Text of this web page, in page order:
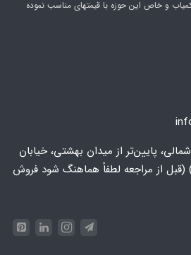
و خاص این حوزه با قیمتهای مناسب نموده
پایین‌تر از میدان بهشتی، خیابان
از مراجعه لطفاً هماهنگ شود فروش